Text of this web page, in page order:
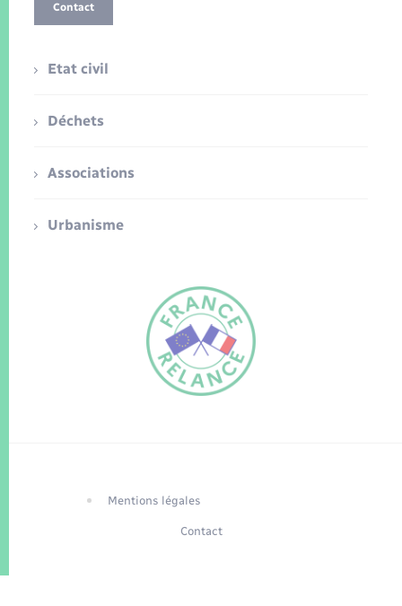
Contact
Etat civil
Déchets
Associations
Urbanisme
Mentions légales
Contact